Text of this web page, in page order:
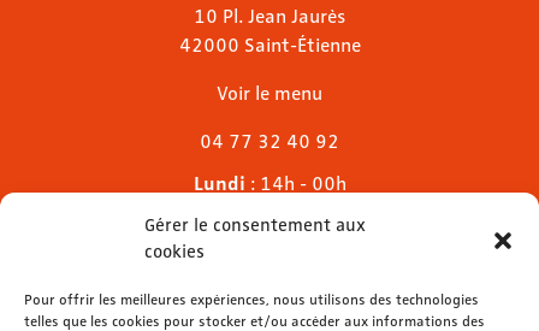
Gérer le consentement aux
cookies
Pour offrir les meilleures expériences, nous utilisons des technologies
telles que les cookies pour stocker et/ou accéder aux informations des
10 Pl. Jean Jaurès
42000 Saint-Étienne
Voir le menu
04 77 32 40 92
Lundi : 14h - 00h
Mardi & mercredi
Jeudi
Dimanche: 11h - 00h